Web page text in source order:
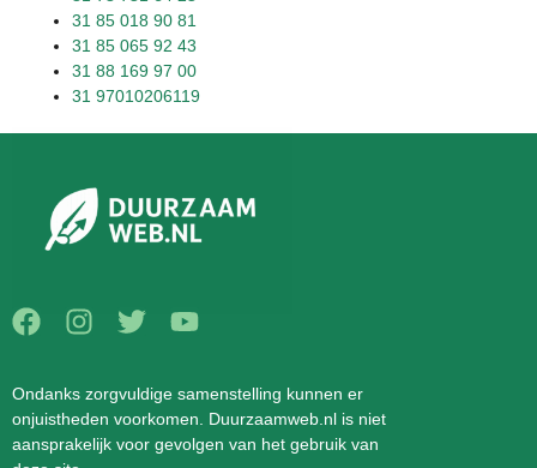
31 85 018 90 81
31 85 065 92 43
31 88 169 97 00
31 97010206119
Ondanks zorgvuldige samenstelling kunnen er
onjuistheden voorkomen. Duurzaamweb.nl is niet
aansprakelijk voor gevolgen van het gebruik van